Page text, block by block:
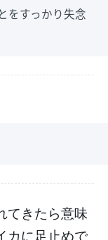
をすっかり失念
てきたら意味
に足止めで